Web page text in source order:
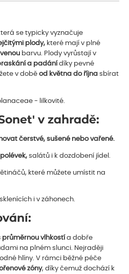
se typicky vyznačuje
plody, které mají v plné
barvu. Plody vyrůstají v
a padání díky pevné
v doběod května do října sbírat
- lilkovité.
v zahradě:
čerstvé, sušené nebo vařené.
salátů i k dozdobení jídel.
které můžete umístit na
i v záhonech.
průměrnou vlhkostí a dobře
na plném slunci. Nejraději
hlíny. V rámci běžné péče
zóny, díky čemuž dochází k